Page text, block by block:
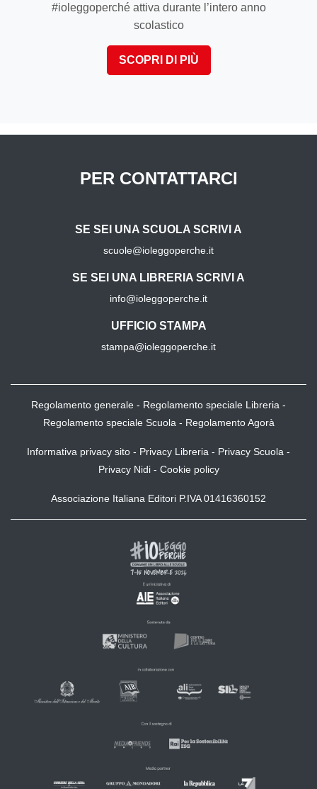
#ioleggoperché attiva durante l’intero anno
scolastico
SCOPRI DI PIÙ
PER CONTATTARCI
SE SEI UNA SCUOLA SCRIVI A
scuole@ioleggoperche.it
SE SEI UNA LIBRERIA SCRIVI A
info@ioleggoperche.it
UFFICIO STAMPA
stampa@ioleggoperche.it
Regolamento generale - Regolamento speciale Libreria -
Regolamento speciale Scuola - Regolamento Agorà
Informativa privacy sito - Privacy Libreria - Privacy Scuola -
Privacy Nidi- Cookie policy
Associazione Italiana Editori P.IVA 01416360152